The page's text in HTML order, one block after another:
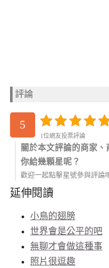
評論
5
1位網友投票評論
關於本文評論的商家、
你給幾顆星呢？
歡迎一起點擊星號參與評論
延伸閱讀
小鳥的翅膀
世界會是公平的吧
無聊才會做這種事
照片很逗趣